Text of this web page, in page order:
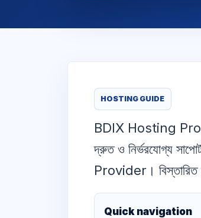
HOSTING GUIDE
BDIX Hosting
দ্রুত ও নির্ভরযোগ্য
Provider। বিস্তারিত
Quick navigation